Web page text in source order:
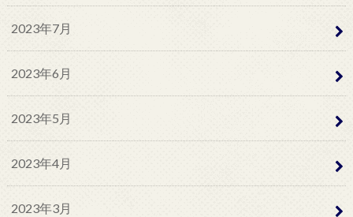
2023年7月
2023年6月
2023年5月
2023年4月
2023年3月